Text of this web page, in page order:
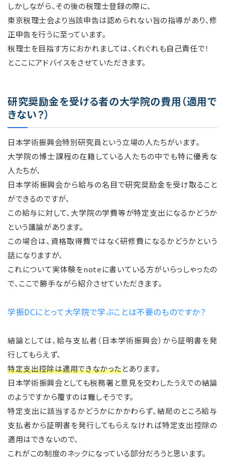
しかしながら、その後の税理士登録の際に、
東京税理士会より当該申告は認められない旨の指導があり、修
正申告を行うに至っています。
税理士を目指す方におかれましては、くれぐれも自己責任で！
とここにアドバイスをさせていただきます。
研究奨励金を受ける者の大学院の費用（適用で
きない？）
日本学術振興会特別研究員という立場の人たちがいます。
大学院の博士課程の在籍している人たちの中でも特に優秀な
人たちが、
日本学術振興会から給与の名目で研究奨励金を受け取ること
ができるのですが、
この給与に対して、大学院の学費等が特定支出になるかどうか
という議論があります。
この場合は、資格取得費ではなく研修費になるかどうかという
話になりますが、
これについて実体験をnoteに書いている方がいらっしゃったの
で、ここで勝手ながら紹介させていただきます。
学振DCにとって大学院で学ぶことは不要のものですか？
結論としては、給与支払者（日本学術振興会）から証明書を発
行してもらえず、
特定支出控除は適用できなかったとあります。
日本学術振興会としても税務署と意見を交わしたうえでの結論
のようですから覆すのは難しそうです。
特定支出に該当するかどうかにかかわらず、結局のところ給与
支払者から証明書を発行してもらえなければ特定支出控除の
適用はできないので、
これがこの制度のネックになっている部分だろうと思います。